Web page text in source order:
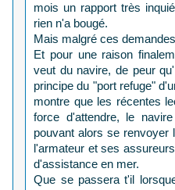
mois un rapport très
rien n'a bougé.
Mais malgré ces
Et pour une raison
veut du navire, de peur
principe du "port refuge"
montre que les récentes
force d'attendre, le
pouvant alors se renvoyer
l'armateur et ses
d'assistance en mer.
Que se passera t'il